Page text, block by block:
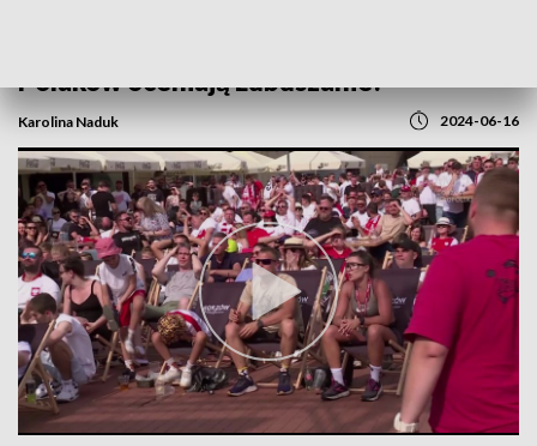
Polaków oceniają Lubuszanie?
Karolina Naduk 2024-06-16